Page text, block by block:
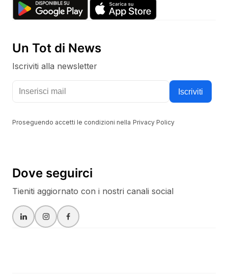
Un Tot di News
Iscriviti alla newsletter
Tieniti aggiornato con i nostri canali social
Iscriviti
Proseguendo accetti le condizioni nella Privacy Policy
Dove seguirci
Tieniti aggiornato con i nostri canali social